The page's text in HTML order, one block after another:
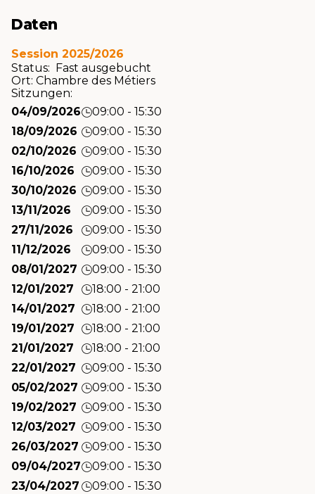
Daten
Session 2025/2026
Status: Fast ausgebucht
Ort: Chambre des Métiers
Sitzungen:
04/09/2026
09:00 - 15:30
18/09/2026
09:00 - 15:30
02/10/2026
09:00 - 15:30
16/10/2026
09:00 - 15:30
30/10/2026
09:00 - 15:30
13/11/2026
09:00 - 15:30
27/11/2026
09:00 - 15:30
11/12/2026
09:00 - 15:30
08/01/2027
09:00 - 15:30
12/01/2027
18:00 - 21:00
14/01/2027
18:00 - 21:00
19/01/2027
18:00 - 21:00
21/01/2027
18:00 - 21:00
22/01/2027
09:00 - 15:30
05/02/2027
09:00 - 15:30
19/02/2027
09:00 - 15:30
12/03/2027
09:00 - 15:30
26/03/2027
09:00 - 15:30
09/04/2027
09:00 - 15:30
23/04/2027
09:00 - 15:30